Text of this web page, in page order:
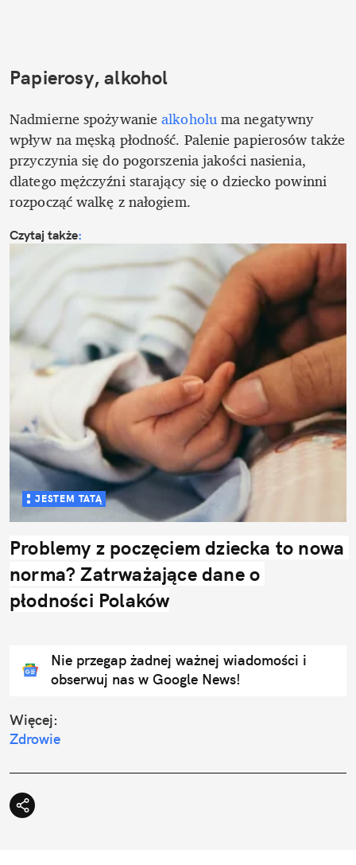
Papierosy, alkohol
Nadmierne spożywanie alkoholu ma negatywny
wpływ na męską płodność. Palenie papierosów także
przyczynia się do pogorszenia jakości nasienia,
dlatego mężczyźni starający się o dziecko powinni
rozpocząć walkę z nałogiem.
Czytaj także:
JESTEM TATĄ
Problemy z poczęciem dziecka to nowa
norma? Zatrważające dane o
płodności Polaków
Nie przegap żadnej ważnej wiadomości i
obserwuj nas w Google News!
Więcej:
Zdrowie